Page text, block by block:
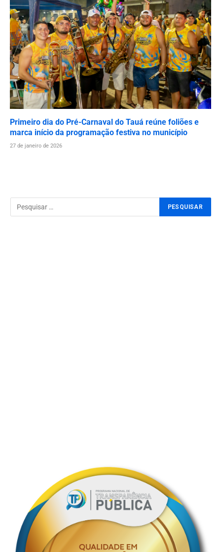
Primeiro dia do Pré-Carnaval do Tauá reúne foliões e
marca início da programação festiva no município
27 de janeiro de 2026